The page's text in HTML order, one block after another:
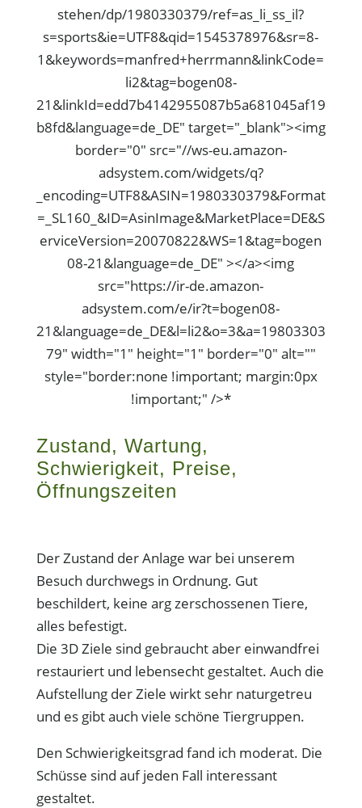
stehen/dp/1980330379/ref=as_li_ss_il?
s=sports&ie=UTF8&qid=1545378976&sr=8-
1&keywords=manfred+herrmann&linkCode=
li2&tag=bogen08-
21&linkId=edd7b4142955087b5a681045af19
b8fd&language=de_DE" target="_blank"><img
border="0" src="//ws-eu.amazon-
adsystem.com/widgets/q?
_encoding=UTF8&ASIN=1980330379&Format
=_SL160_&ID=AsinImage&MarketPlace=DE&S
erviceVersion=20070822&WS=1&tag=bogen
08-21&language=de_DE" ></a><img
src="https://ir-de.amazon-
adsystem.com/e/ir?t=bogen08-
21&language=de_DE&l=li2&o=3&a=19803303
79" width="1" height="1" border="0" alt=""
style="border:none !important; margin:0px
!important;" />*
Zustand, Wartung,
Schwierigkeit, Preise,
Öffnungszeiten
Der Zustand der Anlage war bei unserem
Besuch durchwegs in Ordnung. Gut
beschildert, keine arg zerschossenen Tiere,
alles befestigt.
Die 3D Ziele sind gebraucht aber einwandfrei
restauriert und lebensecht gestaltet. Auch die
Aufstellung der Ziele wirkt sehr naturgetreu
und es gibt auch viele schöne Tiergruppen.
Den Schwierigkeitsgrad fand ich moderat. Die
Schüsse sind auf jeden Fall interessant
gestaltet.